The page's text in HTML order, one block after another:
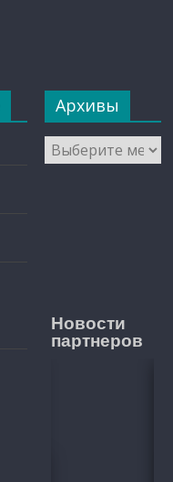
Архивы
Архивы
Новости
партнеров